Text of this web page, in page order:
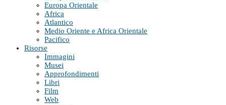
Europa Orientale
Africa
Atlantico
Medio Oriente e Africa Orientale
Pacifico
Risorse
Immagini
Musei
Approfondimenti
Libri
Film
Web